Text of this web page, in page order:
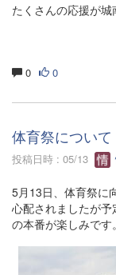
たくさんの応援が城
0 0
体育祭について
投稿日時 : 05/13
5月13日、体育祭に
心配されましたが
の本番が楽しみです。